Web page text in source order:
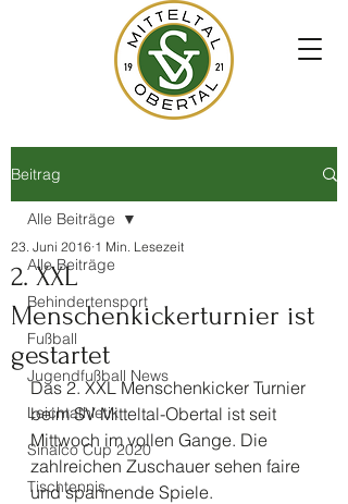
Beitrag
Alle Beiträge
Behindertensport
Fußball
Jugendfußball News
Leichtathletik
Sinalco Cup 2020
Tischtennis
Alle Beiträge
2. XXL
Menschenkickerturnier ist
gestartet
23. Juni 2016 1 Min. Lesezeit
Das 2. XXL Menschenkicker Turnier
beim SV Mitteltal-Obertal ist seit
Mittwoch im vollen Gange. Die
zahlreichen Zuschauer sehen faire
und spannende Spiele.